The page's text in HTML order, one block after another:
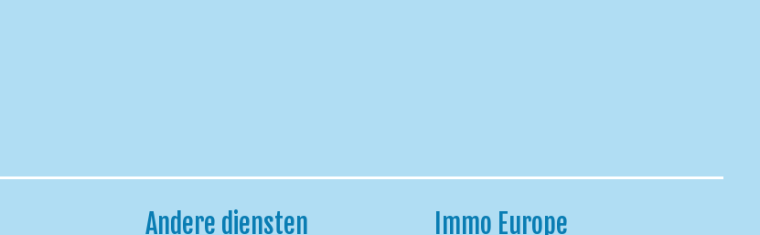
Andere diensten Immo Europe